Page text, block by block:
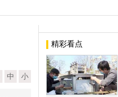
中 小
精彩看点